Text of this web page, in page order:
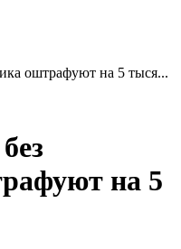
оштрафуют на 5 тыся...
на 5